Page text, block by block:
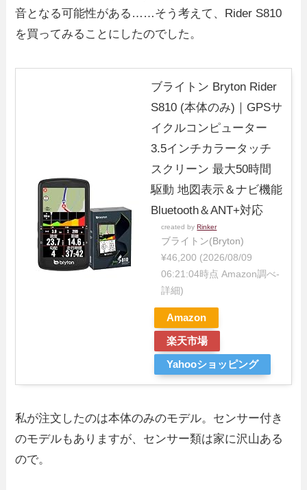
音となる可能性がある……そう考えて、Rider S810
を買ってみることにしたのでした。
ブライトン Bryton Rider
S810 (本体のみ)｜GPSサ
イクルコンピューター
3.5インチカラータッチ
スクリーン 最大50時間
駆動 地図表示＆ナビ機能
Bluetooth＆ANT+対応
created byRinker
ブライトン(Bryton)
¥46,200 (2026/08/09
06:21:04時点 Amazon調べ-
詳細)
Amazon
楽天市場
Yahooショッピング
私が注文したのは本体のみのモデル。センサー付き
のモデルもありますが、センサー類は家に沢山ある
ので。